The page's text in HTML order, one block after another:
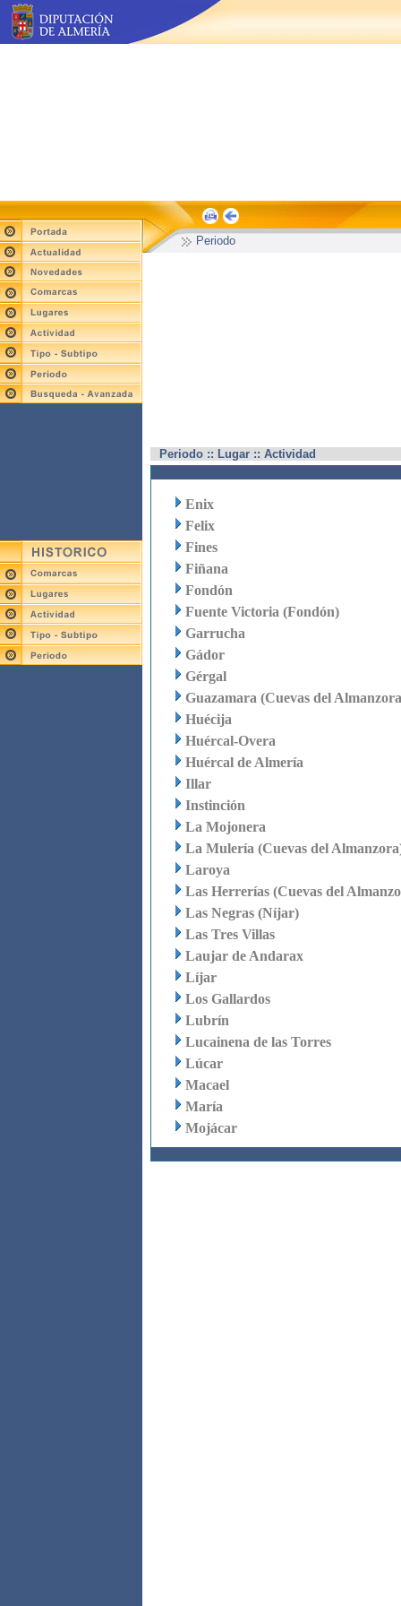
Periodo
Periodo :: Lugar :: Actividad
Enix
Felix
Fines
Fiñana
Fondón
Fuente Victoria (Fondón)
Garrucha
Gádor
Gérgal
Guazamara (Cuevas del
Huécija
Huércal-Overa
Huércal de Almería
Illar
Instinción
La Mojonera
La Mulería (Cuevas del
Laroya
Las Herrerías (Cuevas del
Las Negras (Níjar)
Las Tres Villas
Laujar de Andarax
Líjar
Los Gallardos
Lubrín
Lucainena de las Torres
Lúcar
Macael
María
Mojácar